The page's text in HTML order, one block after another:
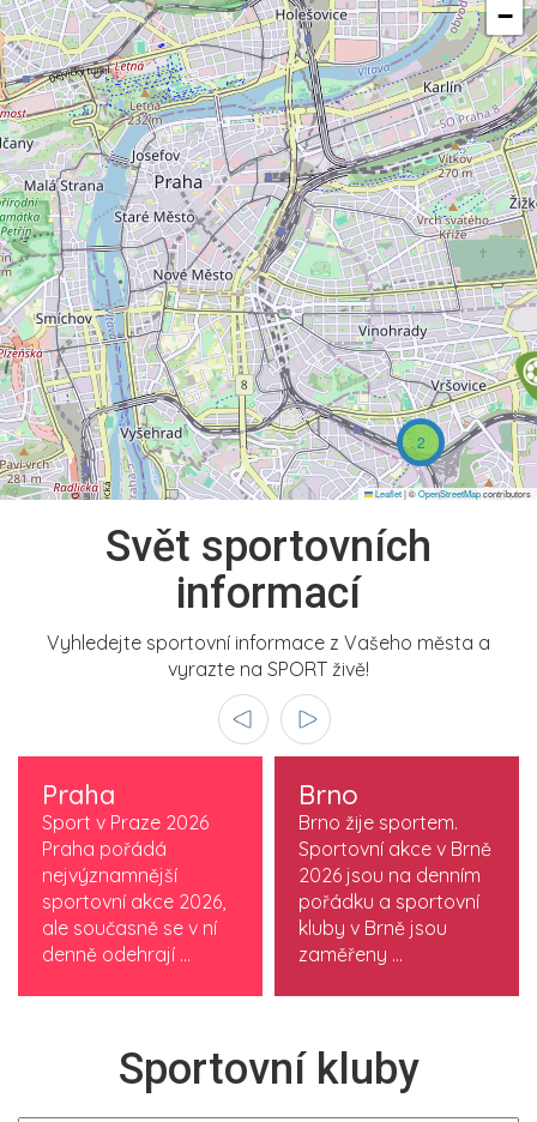
2
−
Leaflet|©OpenStreetMapcontributors
Svět sportovních
informací
Vyhledejte sportovní informace z Vašeho města a
vyrazte na SPORT živě!
Praha
Sport v Praze 2026
Praha pořádá
nejvýznamnější
sportovní akce 2026,
ale současně se v ní
denně odehrají ...
Brno
Brno žije sportem.
Sportovní akce v Brně
2026 jsou na denním
pořádku a sportovní
kluby v Brně jsou
zaměřeny ...
Sportovní kluby